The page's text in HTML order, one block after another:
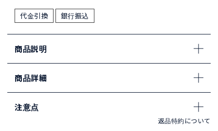
代金引換 銀行振込
商品説明
商品詳細
注意点
返品特約について